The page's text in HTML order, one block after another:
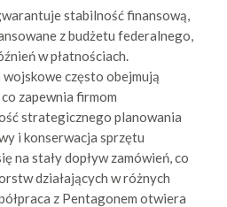
stabilność finansową,
z budżetu federalnego,
w płatnościach.
często obejmują
zapewnia firmom
strategicznego planowania
i konserwacja sprzętu
na stały dopływ zamówień, co
działających w różnych
z Pentagonem otwiera